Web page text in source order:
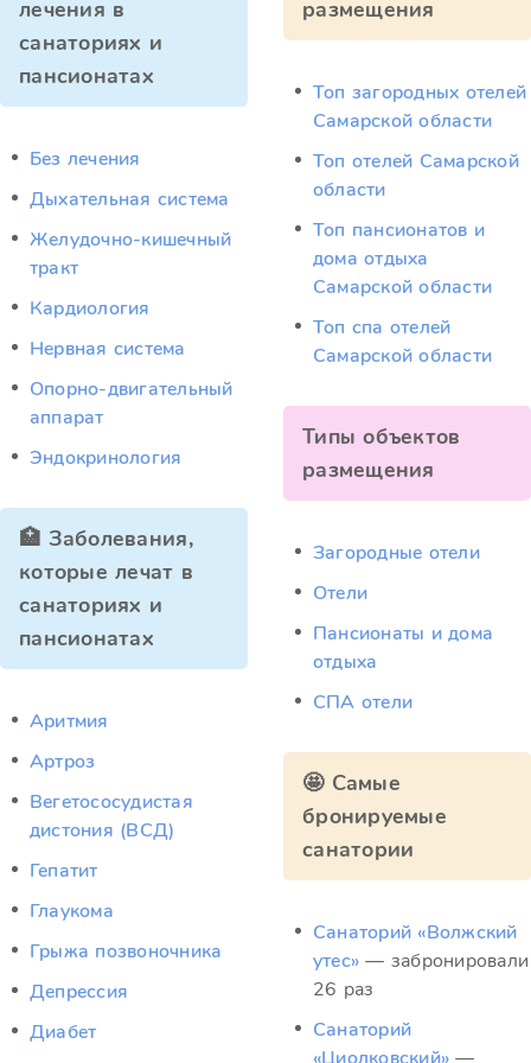
лечения в
санаториях и
пансионатах
Без лечения
Дыхательная система
Желудочно-кишечный
тракт
Кардиология
Нервная система
Опорно-двигательный
аппарат
Эндокринология
🏥 Заболевания,
которые лечат в
санаториях и
пансионатах
Аритмия
Артроз
Вегетососудистая
дистония (ВСД)
Гепатит
Глаукома
Грыжа позвоночника
Депрессия
Диабет
размещения
Топ загородных отелей
Самарской области
Топ отелей Самарской
области
Топ пансионатов и
дома отдыха
Самарской области
Топ спа отелей
Самарской области
Типы объектов
размещения
Загородные отели
Отели
Пансионаты и дома
отдыха
СПА отели
🤩 Самые
бронируемые
санатории
Санаторий «Волжский
утес» — забронировали
26 раз
Санаторий